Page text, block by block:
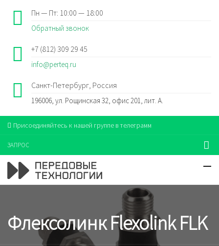
Пн — Пт: 10:00 — 18:00
Обратный звонок
+7 (812) 309 29 45
info@perteq.ru
Санкт-Петербург, Россия
196006, ул. Рощинская 32, офис 201, лит. А.
Присоединяйтесь к нашей группе в телеграмм
ЗАПРОС
Флексолинк Flexolink FLK